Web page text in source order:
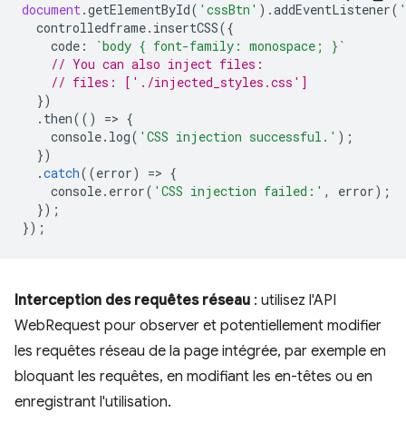
document.getElementById( 'cssBtn' ).addEventListener(
controlledframe. insertCSS({
code :
`body { font-family: monospace; }`
// You can also inject files:
// files: ['./injected_styles.css']
})
. then(() => {
console. log( 'CSS injection successful.' );
})
.catch((error) => {
console. error( 'CSS injection failed:' , error);
});
});
Interception des requêtes réseau : utilisez l'API
WebRequest pour observer et potentiellement modifier
les requêtes réseau de la page intégrée, par exemple en
bloquant les requêtes, en modifiant les en-têtes ou en
enregistrant l'utilisation.